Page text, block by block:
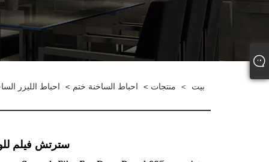
بيت > منتجات > احباط الساخنة ختم > احباط الليزر
سترتش فيلم للوحة